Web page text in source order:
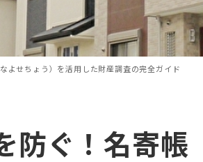
よせちょう）を活用した財産調査の完全ガイド
防ぐ！名寄帳